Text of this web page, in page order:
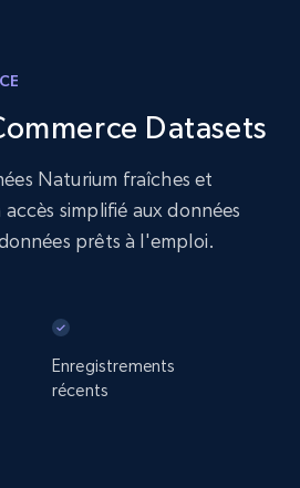
Datasets
Naturium fraîches et
simplifié aux données
prêts à l'emploi.
Enregistrements
récents